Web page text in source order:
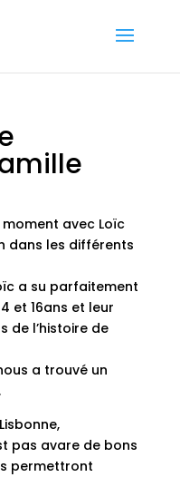
avec Loïc
dans les différents
a su parfaitement
et 16ans et leur
de l’histoire de
a trouvé un
pas avare de bons
permettront